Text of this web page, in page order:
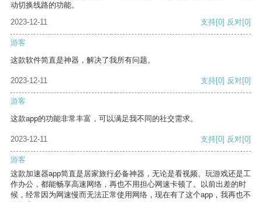
动切换线路的功能。
2023-12-11
支持[0] 反对[0]
游客
这款软件简直是神器，解决了我所有问题。
2023-12-11 支持[0] 反对[0]
游客
这款app的功能非常丰富，可以满足我不同的社交需求。
2023-12-11 支持[0] 反对[0]
游客
这款加速器app简直是居家旅行必备神器，无论是看视频、玩游戏还是工
作办公，都能畅享高速网络，再也不用担心网速卡顿了。以前出差的时
候，经常因为网速慢而无法正常使用网络，现在有了这个app，我再也不